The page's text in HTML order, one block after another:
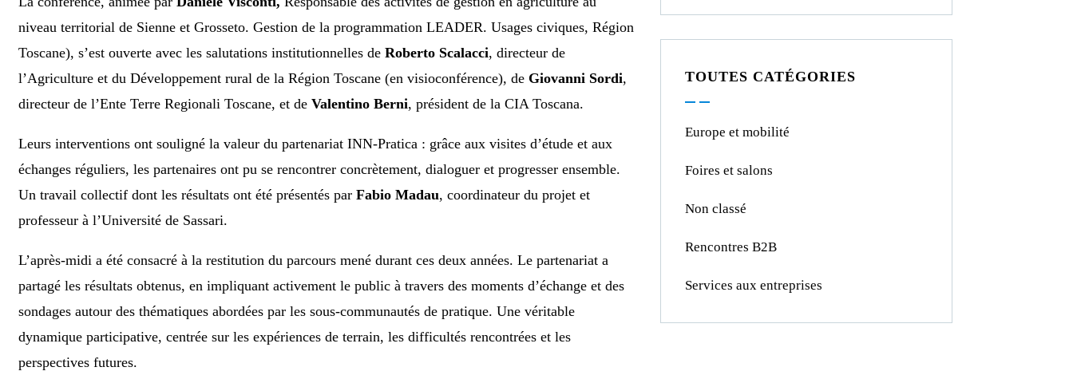
niveau territorial de Sienne et Grosseto. Gestion de la programmation LEADER. Usages civiques, Région
Toscane), s’est ouverte avec les salutations institutionnelles de Roberto Scalacci, directeur de
l’Agriculture et du Développement rural de la Région Toscane (en visioconférence), de Giovanni Sordi,
directeur de l’Ente Terre Regionali Toscane, et de Valentino Berni, président de la CIA Toscana.
Leurs interventions ont souligné la valeur du partenariat INN-Pratica : grâce aux visites d’étude et aux
échanges réguliers, les partenaires ont pu se rencontrer concrètement, dialoguer et progresser ensemble.
Un travail collectif dont les résultats ont été présentés par Fabio Madau, coordinateur du projet et
professeur à l’Université de Sassari.
L’après-midi a été consacré à la restitution du parcours mené durant ces deux années. Le partenariat a
partagé les résultats obtenus, en impliquant activement le public à travers des moments d’échange et des
sondages autour des thématiques abordées par les sous-communautés de pratique. Une véritable
dynamique participative, centrée sur les expériences de terrain, les difficultés rencontrées et les
perspectives futures.
TOUTES CATÉGORIES
Europe et mobilité
Foires et salons
Non classé
Rencontres B2B
Services aux entreprises